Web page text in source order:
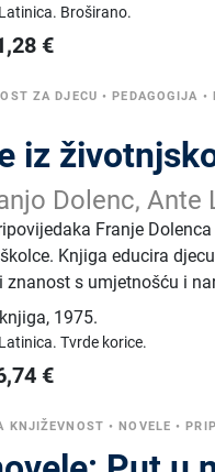
Latinica. Broširano.
€
ZA DJECU • PEDAGOGIJA •
iz
Dolenc, Ante
Franje
Knjiga educira
znanost s umjetnošću i
, 1975.
Latinica.Tvrde korice.
€
KNJIŽEVNOST • NOVELE •